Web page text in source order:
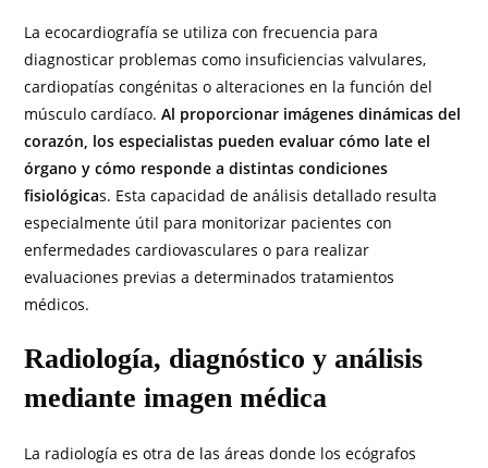
La ecocardiografía se utiliza con frecuencia para
diagnosticar problemas como insuficiencias valvulares,
cardiopatías congénitas o alteraciones en la función del
músculo cardíaco.Al proporcionar imágenes dinámicas del
corazón, los especialistas pueden evaluar cómo late el
órgano y cómo responde a distintas condiciones
fisiológicas. Esta capacidad de análisis detallado resulta
especialmente útil para monitorizar pacientes con
enfermedades cardiovasculares o para realizar
evaluaciones previas a determinados tratamientos
médicos.
Radiología, diagnóstico y análisis
mediante imagen médica
La radiología es otra de las áreas donde los ecógrafos